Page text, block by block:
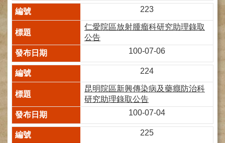
路
掛
就
醫
指
南
臺
灣
中
醫
國
223
仁愛院區放射腫瘤科研究助理錄取
公告
100-07-06
224
昆明院區新興傳染病及藥癮防治科
研究助理錄取公告
100-07-04
225